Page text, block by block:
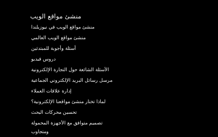
منشئ مواقع الويب
منشئ مواقع الويب في نيوزيلندا
منشئ مواقع الويب العالمي
أسئلة وأجوبة للمبتدئين
دروس فيديو
الأسئلة الشائعة حول التجارة الإلكترونية
مرسل رسائل البريد الإلكتروني الجماعية
إدارة علاقات العملاء
لماذا تختار منشئ مواقعنا الإلكترونية؟
تحسين محركات البحث
تصميم متوافق مع الأجهزة المحمولة
ومتجاوب